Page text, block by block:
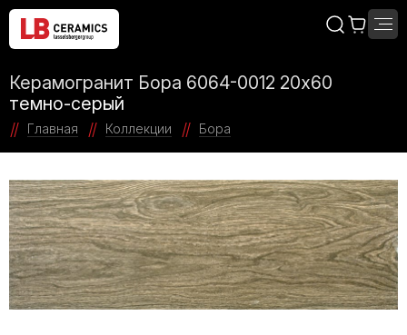
Керамогранит Бора 6064-0012 20х60
темно-серый
Главная Коллекции Бора